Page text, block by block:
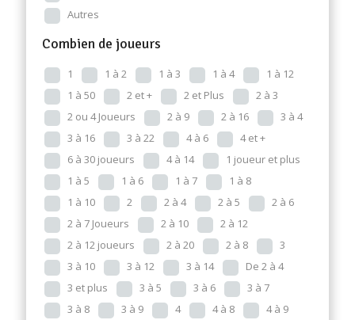
Autres
Combien de joueurs
1 1 à 2 1 à 3 1 à 4
1 à 12
1 à 50
2 et + 2 et Plus
2 à 3
2 ou 4 Joueurs
2 à 9 2 à 16
3 à 4
3 à 16
3 à 22 4 à 6
4 et +
6 à 30 joueurs
4 à 14
1 joueur et plus
1 à 5
1 à 6 1 à 7
1 à 8
1 à 10
2 2 à 4 2 à 5
2 à 6
2 à 7 Joueurs
2 à 10
2 à 12
2 à 12 joueurs
2 à 20 2 à 8
3
3 à 10
3 à 12 3 à 14
De 2 à 4
3 et plus
3 à 5 3 à 6
3 à 7
3 à 8
3 à 9 4 4 à 8
4 à 9